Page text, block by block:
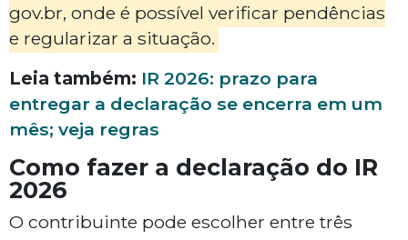
gov.br, onde é possível verificar pendências
e regularizar a situação.
Leia também: IR 2026: prazo para
entregar a declaração se encerra em um
mês; veja regras
Como fazer a declaração do IR
2026
O contribuinte pode escolher entre três